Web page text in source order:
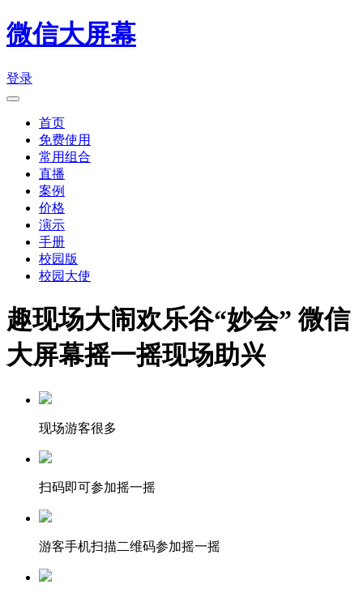
微信大屏幕
登录
首页
免费使用
常用组合
直播
案例
价格
演示
手册
校园版
校园大使
趣现场大闹欢乐谷“妙会” 微信
大屏幕摇一摇现场助兴
现场游客很多
扫码即可参加摇一摇
游客手机扫描二维码参加摇一摇